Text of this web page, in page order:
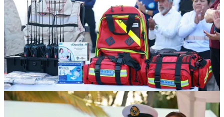
Compartir
Discusión sobre este post